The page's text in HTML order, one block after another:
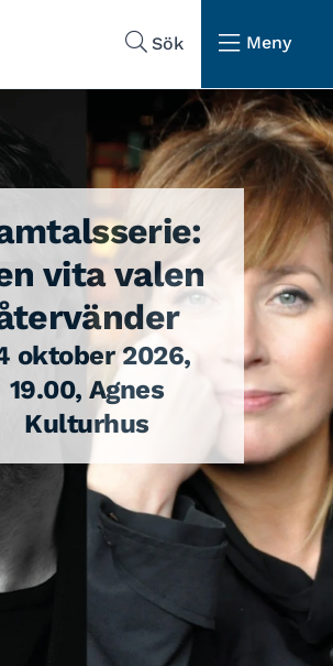
Sök
Meny
vita valen
oktober 2026,
19.00, Agnes
Kulturhus